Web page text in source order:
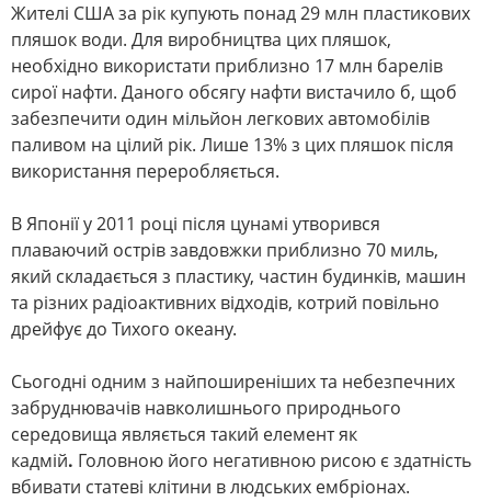
Жителі США за рік купують понад 29 млн пластикових
пляшок води. Для виробництва цих пляшок,
необхідно використати приблизно 17 млн барелів
сирої нафти. Даного обсягу нафти вистачило б, щоб
забезпечити один мільйон легкових автомобілів
паливом на цілий рік. Лише 13% з цих пляшок після
використання переробляється.
В Японії у 2011 році після цунамі утворився
плаваючий острів завдовжки приблизно 70 миль,
який складається з пластику, частин будинків, машин
та різних радіоактивних відходів, котрий повільно
дрейфує до Тихого океану.
Сьогодні одним з найпоширеніших та небезпечних
забруднювачів навколишнього природнього
середовища являється такий елемент як
кадмій. Головною його негативною рисою є здатність
вбивати статеві клітини в людських ембріонах.